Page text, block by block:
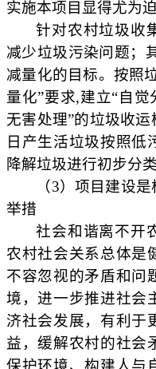
实施本项目显得尤为迫
针对农村垃圾收
减少垃圾污染问题；
减量化的目标。按照
量化”要求,建立“自
无害处理”的垃圾收
日产生活垃圾按照低
降解垃圾进行初步分类
（3）项目建设是
举措
社会和谐离不开
农村社会关系总体是
不容忽视的矛盾和问
境，进一步推进社会
济社会发展，有利于
益，缓解农村的社会
保护环境、构建人与